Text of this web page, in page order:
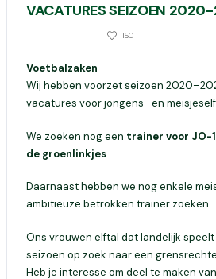
VACATURES SEIZOEN
150
Voetbalzaken
Wij hebben voorzet seizoen
vacatures voor jongens- en
We zoeken nog een trainer voor JO-
de groenlinkjes.
Daarnaast hebben we nog enkele
ambitieuze betrokken trainer zoeken.
Ons vrouwen elftal dat landelijk
seizoen op zoek naar een
Heb je interesse om deel te maken